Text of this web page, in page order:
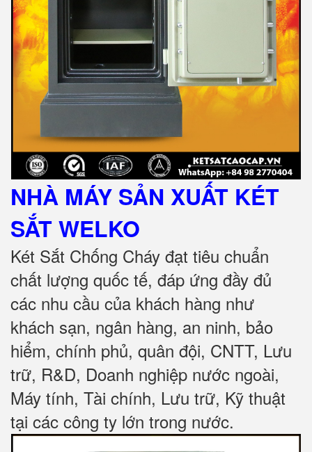
NHÀ MÁY SẢN XUẤT KÉT
SẮTWELKO
Két Sắt Chống Cháy đạt tiêu chuẩn
chất lượng quốc tế, đáp ứng đầy đủ
các nhu cầu của khách hàng như
khách sạn, ngân hàng, an ninh, bảo
hiểm, chính phủ, quân đội, CNTT, Lưu
trữ, R&D, Doanh nghiệp nước ngoài,
Máy tính, Tài chính, Lưu trữ, Kỹ thuật
tại các công ty lớn trong nước.